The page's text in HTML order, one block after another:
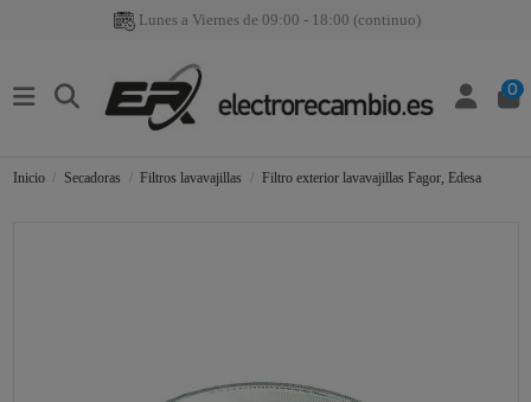
Lunes a Viernes de 09:00 - 18:00 (continuo)
0
Inicio Secadoras Filtros lavavajillas Filtro exterior lavavajillas Fagor, Edesa